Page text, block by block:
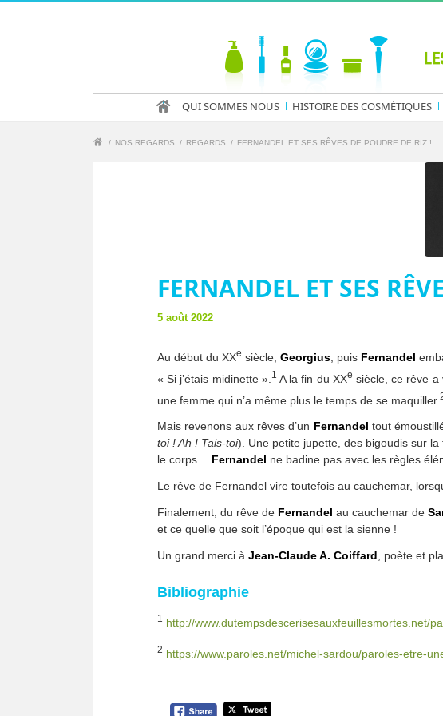
QUI SOMMES NOUS HISTOIRE DES COSMÉTIQUES
/ NOS REGARDS / REGARDS / FERNANDEL ET SES RÊVES DE POUDRE DE RIZ !
FERNANDEL ET SES
5 août 2022
Au début du XXe siècle,Georgius , puis Fernandel
« Si j’étais midinette ». 1 A la fin du XXe siècle, ce rêve a
une femme qui n’a même plus le temps de se maquiller.
Mais revenons aux rêves d’un Fernandel tout
toi ! Ah ! Tais-toi). Une petite jupette, des bigoudis sur la
le corps… Fernandel ne badine pas avec les règles
Le rêve de Fernandel vire toutefois au cauchemar,
Finalement, du rêve de Fernandelau cauchemar de
et ce quelle que soit l’époque qui est la sienne !
Un grand merci à Jean-Claude A. Coiffard , poète et
Bibliographie
1 http://www.dutempsdescerisesauxfeuillesmortes.net/
2 https://www.paroles.net/michel-sardou/paroles-etre-